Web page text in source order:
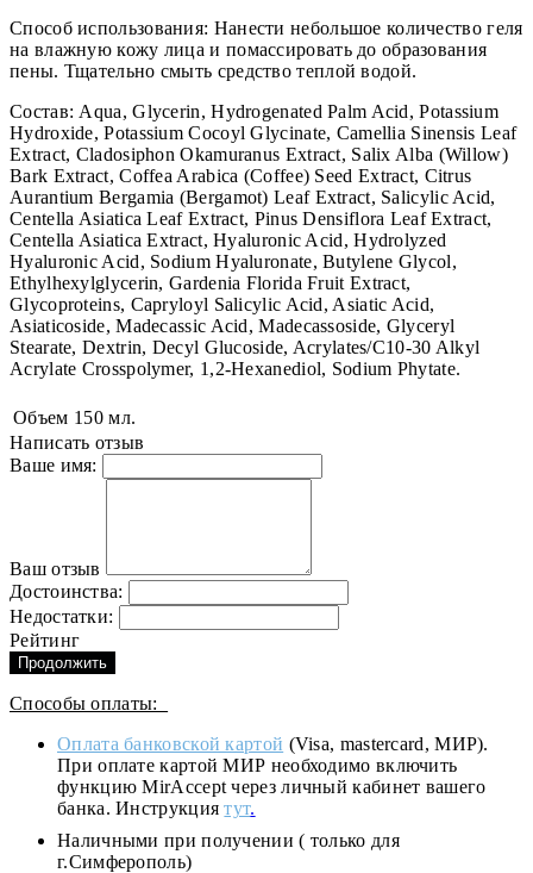
Способ использования: Нанести небольшое количество геля
на влажную кожу лица и помассировать до образования
пены. Тщательно смыть средство теплой водой.
Состав: Aqua, Glycerin, Hydrogenated Palm Acid, Potassium
Hydroxide, Potassium Cocoyl Glycinate, Camellia Sinensis Leaf
Extract, Cladosiphon Okamuranus Extract, Salix Alba (Willow)
Bark Extract, Coffea Arabica (Coffee) Seed Extract, Citrus
Aurantium Bergamia (Bergamot) Leaf Extract, Salicylic Acid,
Centella Asiatica Leaf Extract, Pinus Densiflora Leaf Extract,
Centella Asiatica Extract, Hyaluronic Acid, Hydrolyzed
Hyaluronic Acid, Sodium Hyaluronate, Butylene Glycol,
Ethylhexylglycerin, Gardenia Florida Fruit Extract,
Glycoproteins, Capryloyl Salicylic Acid, Asiatic Acid,
Asiaticoside, Madecassic Acid, Madecassoside, Glyceryl
Stearate, Dextrin, Decyl Glucoside, Acrylates/C10-30 Alkyl
Acrylate Crosspolymer, 1,2-Hexanediol, Sodium Phytate.
Объем 150 мл.
Написать отзыв
Ваше имя:
Ваш отзыв
Достоинства:
Недостатки:
Рейтинг
Продолжить
Способы оплаты:
Оплата банковской картой (Visa, mastercard, МИР).
При оплате картой МИР необходимо включить
функцию MirAccept через личный кабинет вашего
банка. Инструкциятут.
Наличными при получении ( только для
г.Симферополь)